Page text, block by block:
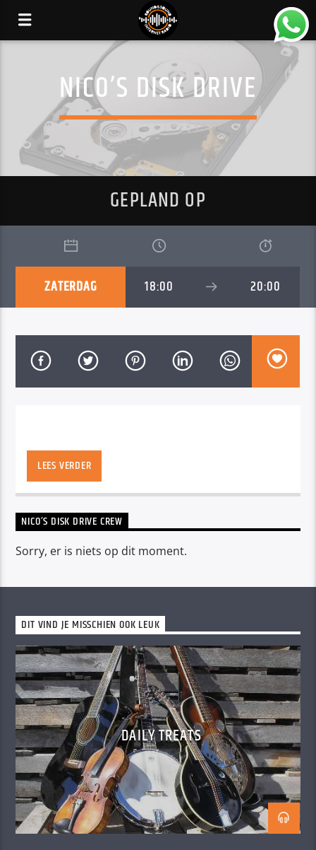
NICO’S DISK DRIVE
GEPLAND OP
ZATERDAG 18:00 20:00
LEES VERDER
NICO’S DISK DRIVE CREW
Sorry, er is niets op dit moment.
DIT VIND JE MISSCHIEN OOK LEUK
DAILY TREATS